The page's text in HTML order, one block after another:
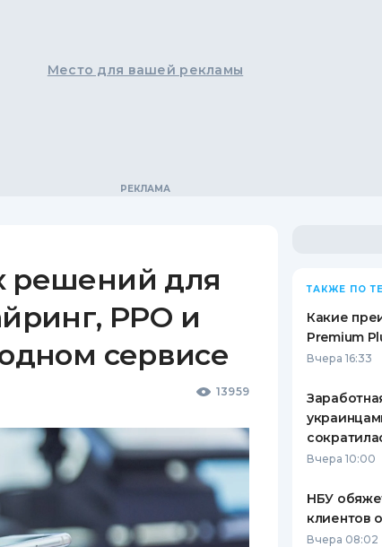
Место для вашей рекламы
решений для
РРО и
сервисе
13959
ТАКЖЕ ПО
Какие
Premium
Вчера 16:33
Вчера 10:00
НБУ
клиентов
Вчера 08:02